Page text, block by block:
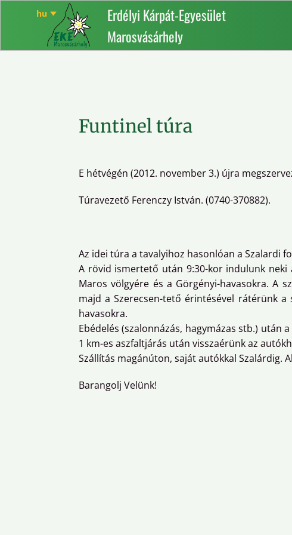
Erdélyi Kárpát-Egyesület
Marosvásárhely
Funtinel túra
E hétvégén (2012. november 3.) újra
Túravezető Ferenczy István. (0740-370882).
Az idei túra a tavalyihoz hasonlóan a Szalardi
A rövid ismertető után 9:30-kor indulunk
Maros völgyére és a Görgényi-havasokra. A
majd a Szerecsen-tető érintésével rátérünk
havasokra.
Ebédelés (szalonnázás, hagymázas stb.) után
1 km-es aszfaltjárás után visszaérünk az
Szállítás magánúton, saját autókkal Szalárdig.
Barangolj Velünk!